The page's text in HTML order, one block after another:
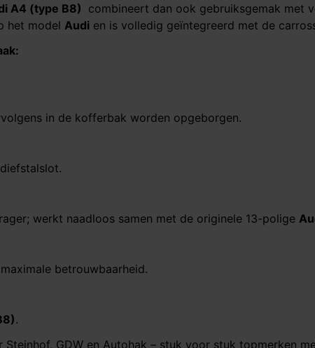
A4 (type B8) combineert dan ook gebruiksgemak met
het model Audi en is volledig geïntegreerd met de
in de kofferbak worden opgeborgen.
werkt naadloos samen met de originele 13-polige
betrouwbaarheid.
.
GDW en Autohak – stuk voor stuk topmerken